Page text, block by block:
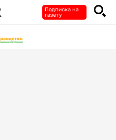
Подписка на
газету